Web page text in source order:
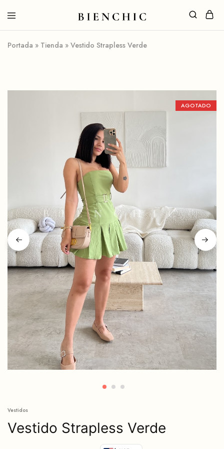
Portada » Tienda » Vestido Strapless Verde
AGOTADO
Vestidos
Vestido Strapless Verde